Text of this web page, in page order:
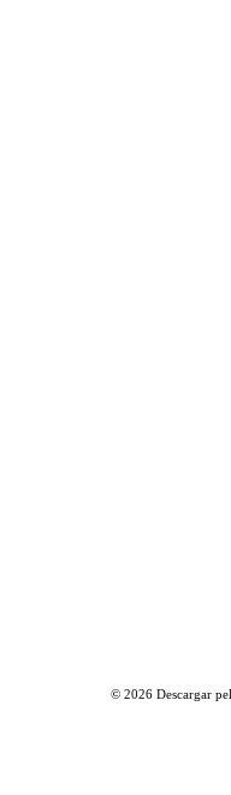
© 2026 Descargar